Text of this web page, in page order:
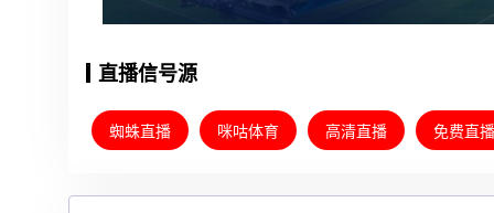
直播信号源
蜘蛛直播 咪咕体育 高清直播 免费直播